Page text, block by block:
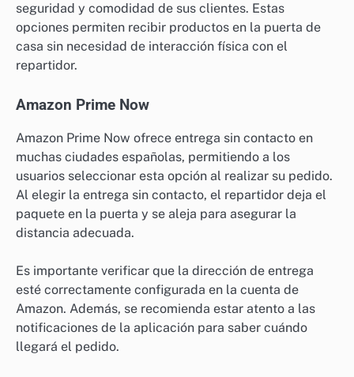
seguridad y comodidad de sus clientes. Estas
opciones permiten recibir productos en la puerta de
casa sin necesidad de interacción física con el
repartidor.
Amazon Prime Now
Amazon Prime Now ofrece entrega sin contacto en
muchas ciudades españolas, permitiendo a los
usuarios seleccionar esta opción al realizar su pedido.
Al elegir la entrega sin contacto, el repartidor deja el
paquete en la puerta y se aleja para asegurar la
distancia adecuada.
Es importante verificar que la dirección de entrega
esté correctamente configurada en la cuenta de
Amazon. Además, se recomienda estar atento a las
notificaciones de la aplicación para saber cuándo
llegará el pedido.